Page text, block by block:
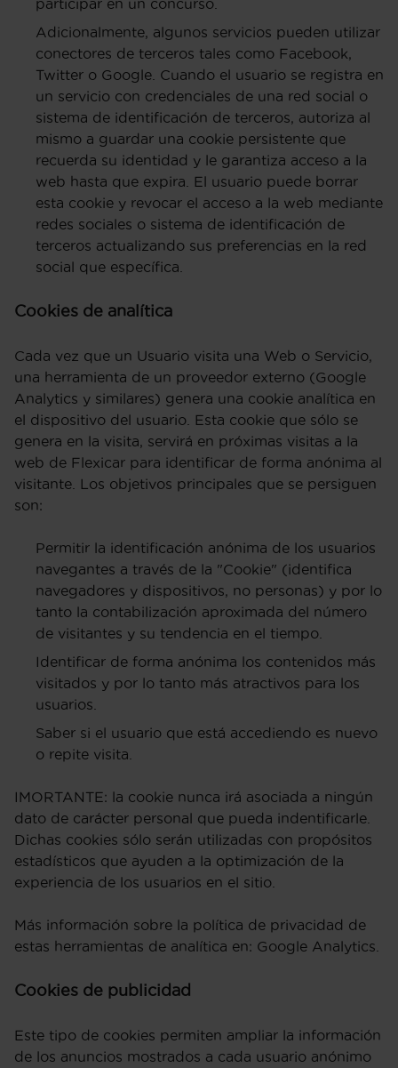
participar en un concurso.
Adicionalmente, algunos servicios pueden utilizar
conectores de terceros tales como Facebook,
Twitter o Google. Cuando el usuario se registra en
un servicio con credenciales de una red social o
sistema de identificación de terceros, autoriza al
mismo a guardar una cookie persistente que
recuerda su identidad y le garantiza acceso a la
web hasta que expira. El usuario puede borrar
esta cookie y revocar el acceso a la web mediante
redes sociales o sistema de identificación de
terceros actualizando sus preferencias en la red
social que específica.
Cookies de analítica
Cada vez que un Usuario visita una Web o Servicio,
una herramienta de un proveedor externo (Google
Analytics y similares) genera una cookie analítica en
el dispositivo del usuario. Esta cookie que sólo se
genera en la visita, servirá en próximas visitas a la
web de Flexicar para identificar de forma anónima al
visitante. Los objetivos principales que se persiguen
son:
Permitir la identificación anónima de los usuarios
navegantes a través de la "Cookie" (identifica
navegadores y dispositivos, no personas) y por lo
tanto la contabilización aproximada del número
de visitantes y su tendencia en el tiempo.
Identificar de forma anónima los contenidos más
visitados y por lo tanto más atractivos para los
usuarios.
Saber si el usuario que está accediendo es nuevo
o repite visita.
IMORTANTE: la cookie nunca irá asociada a ningún
dato de carácter personal que pueda indentificarle.
Dichas cookies sólo serán utilizadas con propósitos
estadísticos que ayuden a la optimización de la
experiencia de los usuarios en el sitio.
Más información sobre la política de privacidad de
estas herramientas de analítica en: Google Analytics.
Cookies de publicidad
Este tipo de cookies permiten ampliar la información
de los anuncios mostrados a cada usuario anónimo